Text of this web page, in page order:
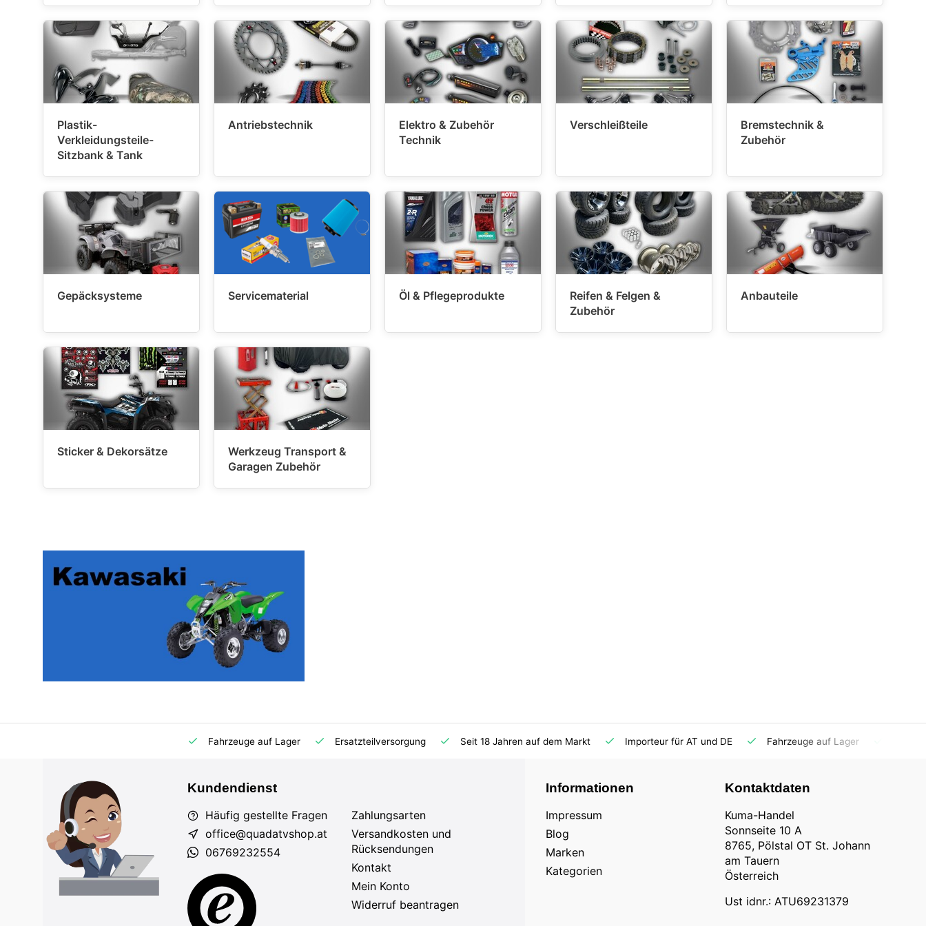
Plastik-
Verkleidungsteile-
Sitzbank & Tank
Antriebstechnik
Elektro & Zubehör
Technik
Verschleißteile
Bremstechnik &
Zubehör
Gepäcksysteme Servicematerial Öl & Pflegeprodukte
Reifen & Felgen &
Zubehör
Anbauteile
Sticker & Dekorsätze
Werkzeug Transport &
Garagen Zubehör
Fahrzeuge auf Lager Ersatzteilversorgung Seit 18 Jahren auf dem Markt Importeur für AT und DE Fahrzeuge auf Lager
Kundendienst
Häufig gestellte Fragen
office@quadatvshop.at
06769232554
Zahlungsarten
Versandkosten und
Rücksendungen
Kontakt
Mein Konto
Widerruf beantragen
Informationen
Impressum
Blog
Marken
Kategorien
Kontaktdaten
Kuma-Handel
Sonnseite 10 A
8765, Pölstal OT St. Johann
am Tauern
Österreich
Ust idnr.: ATU69231379